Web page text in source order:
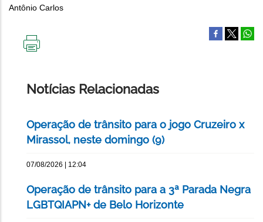
Antônio Carlos
Notícias Relacionadas
Operação de trânsito para o jogo Cruzeiro x
Mirassol, neste domingo (9)
07/08/2026 | 12:04
Operação de trânsito para a 3ª Parada Negra
LGBTQIAPN+ de Belo Horizonte